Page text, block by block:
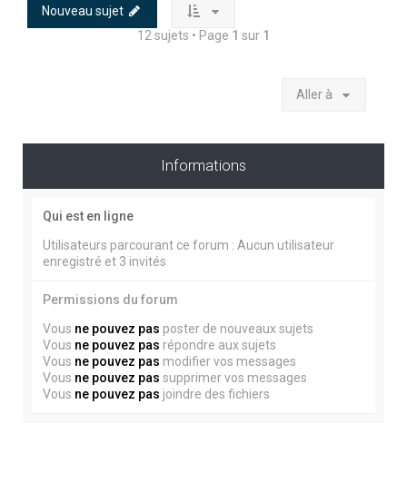
Nouveau sujet
12 sujets • Page 1 sur 1
Aller à
Informations
Qui est en ligne
Utilisateurs parcourant ce forum : Aucun utilisateur
enregistré et 3 invités
Permissions du forum
Vous ne pouvez pas poster de nouveaux sujets
Vous ne pouvez pas répondre aux sujets
Vous ne pouvez pas modifier vos messages
Vous ne pouvez pas supprimer vos messages
Vous ne pouvez pas joindre des fichiers